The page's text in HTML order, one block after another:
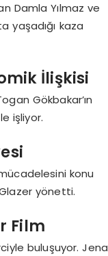
Damla Yılmaz ve
yaşadığı kaza
İlişkisi
Gökbakar’ın
işliyor.
konu
yönetti.
Film
buluşuyor. Jena